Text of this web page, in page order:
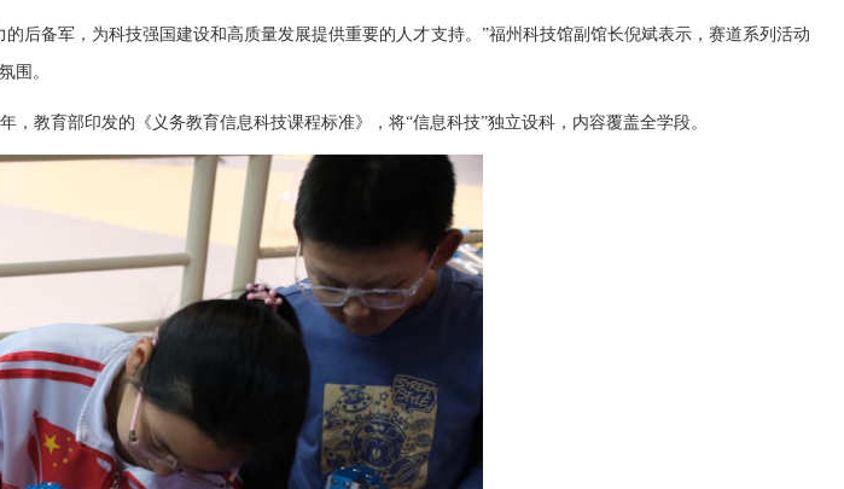
备军，为科技强国建设和高质量发展提供重要的人才支持。”福州科技馆副馆长倪斌表示，赛道系列活动
围。
育部印发的《义务教育信息科技课程标准》，将“信息科技”独立设科，内容覆盖全学段。